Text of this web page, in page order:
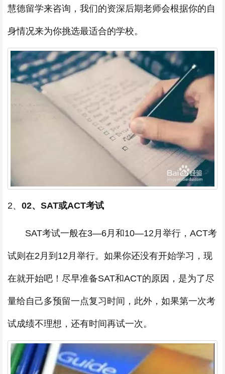
慧德留学来咨询，我们的资深后期老师会根据你的自
身情况来为你挑选最适合的学校。
2、 02、SAT或ACT考试
SAT考试一般在3—6月和10—12月举行，ACT考
试则在2月到12月举行。如果你还没有开始学习，现
在就开始吧！尽早准备SAT和ACT的原因，是为了尽
量给自己多预留一点复习时间，此外，如果第一次考
试成绩不理想，还有时间再试一次。